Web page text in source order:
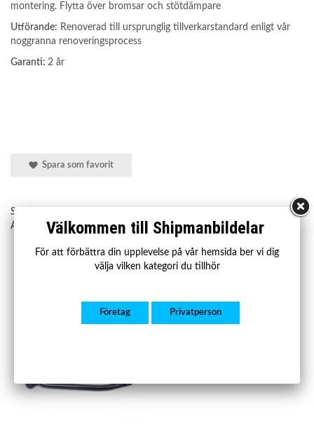
montering. Flytta över bromsar och stötdämpare
Utförande: Renoverad till ursprunglig tillverkarstandard enligt vår
noggranna renoveringsprocess
Garanti: 2 år
Spara som favorit
Shipman art.nr:
Amity AP art.nr: 42-AX-0041R
Rekommenderade tillbehör till denna produkt
Välkommen till Shipmanbildelar
För att förbättra din upplevelse på vår hemsida ber vi dig
välja vilken kategori du tillhör
Företag Privatperson